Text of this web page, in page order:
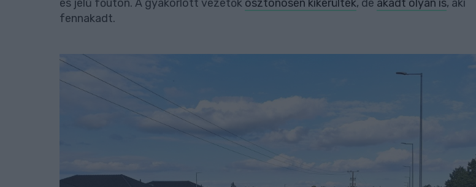
es jelű főúton. A gyakorlott vezetők ösztönösen kikerülték, de akadt olyan is, aki
fennakadt.